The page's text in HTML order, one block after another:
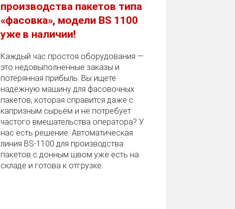
производства пакетов типа
«фасовка», модели BS 1100
уже в наличии!
Каждый час простоя оборудования —
это недовыполненные заказы и
потерянная прибыль. Вы ищете
надёжную машину для фасовочных
пакетов, которая справится даже с
капризным сырьём и не потребует
частого вмешательства оператора? У
нас есть решение. Автоматическая
линия BS‑1100 для производства
пакетов с донным швом уже есть на
складе и готова к отгрузке.